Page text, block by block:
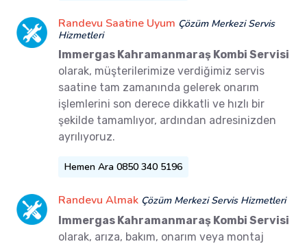
Randevu Saatine Uyum Çözüm Merkezi Servis
Hizmetleri
Immergas Kahramanmaraş Kombi Servisi
olarak, müşterilerimize verdiğimiz servis
saatine tam zamanında gelerek onarım
işlemlerini son derece dikkatli ve hızlı bir
şekilde tamamlıyor, ardından adresinizden
ayrılıyoruz.
Hemen Ara 0850 340 5196
Randevu Almak Çözüm Merkezi Servis Hizmetleri
Immergas Kahramanmaraş Kombi Servisi
olarak, arıza, bakım, onarım veya montaj